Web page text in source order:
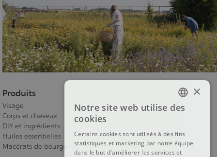
Produits
Visage
Corps et cheveux
DIY et ingrédients
Huiles essentielles
Macérats de bourgeons
FRENCH
ENGLISH
×
Notre site web utilise des
cookies
Certains cookies sont utilisés à des fins
statistiques et marketing par notre équipe
dans le but d'améliorer les services et